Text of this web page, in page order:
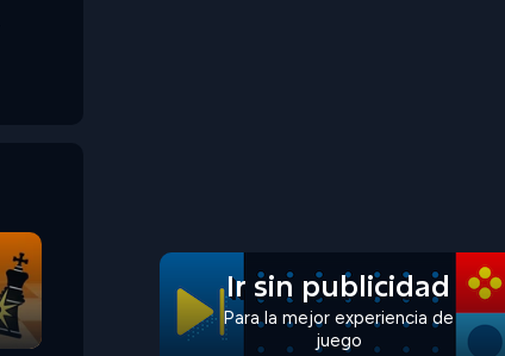
Ir sin publicidad
Para la mejor experiencia de
juego